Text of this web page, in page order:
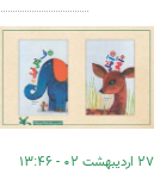
۲۷ اردیبهشت ۰۲ - ۱۳:۴۶